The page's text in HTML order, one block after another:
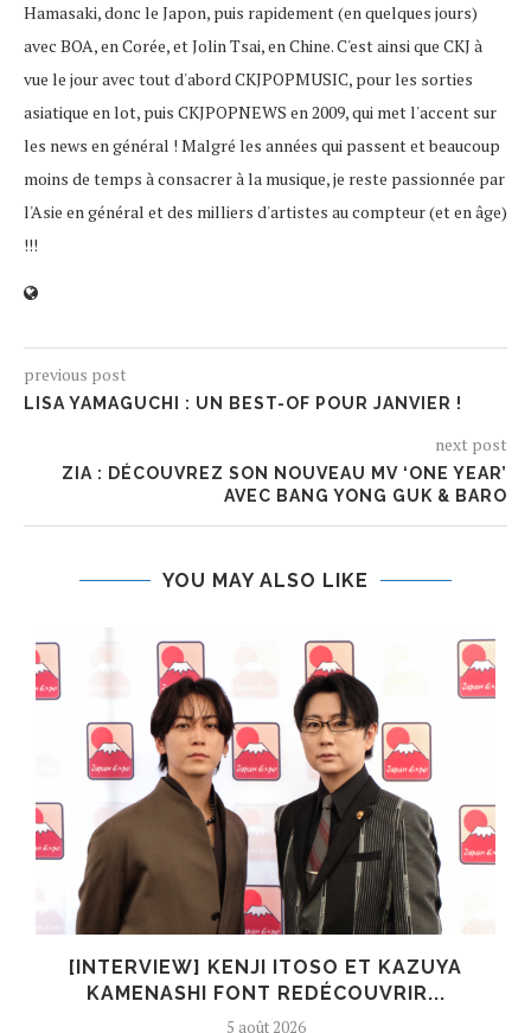
Hamasaki, donc le Japon, puis rapidement (en quelques jours)
avec BOA, en Corée, et Jolin Tsai, en Chine. C'est ainsi que CKJ à
vue le jour avec tout d'abord CKJPOPMUSIC, pour les sorties
asiatique en lot, puis CKJPOPNEWS en 2009, qui met l'accent sur
les news en général ! Malgré les années qui passent et beaucoup
moins de temps à consacrer à la musique, je reste passionnée par
l'Asie en général et des milliers d'artistes au compteur (et en âge)
!!!
previous post
LISA YAMAGUCHI : UN BEST-OF POUR JANVIER !
next post
ZIA : DÉCOUVREZ SON NOUVEAU MV ‘ONE YEAR’
AVEC BANG YONG GUK & BARO
YOU MAY ALSO LIKE
[INTERVIEW] KENJI ITOSO ET KAZUYA
KAMENASHI FONT REDÉCOUVRIR...
5 août 2026